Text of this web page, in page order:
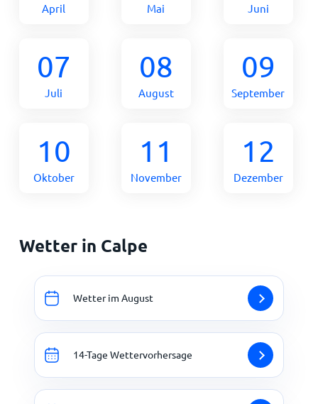
April Mai Juni
07
Juli
08
August
09
September
10
Oktober
11
November
12
Dezember
Wetter in Calpe
Wetter im August
14-Tage Wettervorhersage